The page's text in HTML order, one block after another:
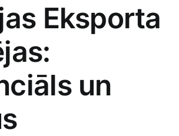
tehnika
Eksporta
un